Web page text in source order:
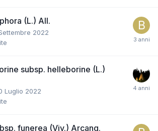
(L.) All.
2022
subsp. helleborine (L.)
Luglio 2022
funerea (Viv.) Arcang.